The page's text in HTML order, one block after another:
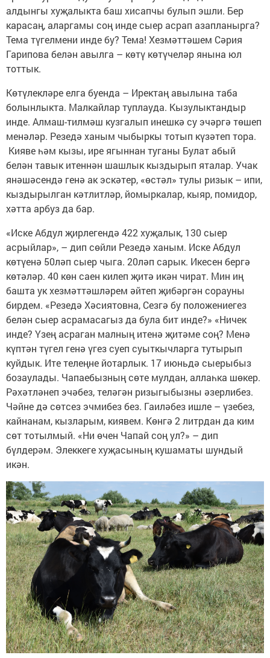
алдынгы хуҗалыкта баш хисапчы булып эшли. Бер
карасаң, аларгамы соң инде сыер асрап азапланырга?
Тема түгелмени инде бу? Тема! Хезмәттәшем Сәрия
Гарипова белән авылга – көтү көтүчеләр янына юл
тоттык.
Көтүлекләре елга буенда – Иректаң авылына таба
болынлыкта. Малкайлар туплауда. Кызулыктандыр
инде. Алмаш-тилмәш кузгалып инешкә су эчәргә төшеп
менәләр. Резедә ханым чыбыркы тотып күзәтеп тора.
Кияве һәм кызы, ире ягыннан туганы Булат абый
белән тавык итеннән шашлык кыздырып яталар. Учак
янәшәсендә генә ак эскәтер, «өстәл» тулы ризык – ипи,
кыздырылган кәтлитләр, йомыркалар, кыяр, помидор,
хәтта арбуз да бар.
«Иске Абдул җирлегендә 422 хуҗалык, 130 сыер
асрыйлар», – дип сөйли Резедә ханым. Иске Абдул
көтүенә 50ләп сыер чыга. 20ләп сарык. Икесен бергә
көтәләр. 40 көн саен килеп җитә икән чират. Мин иң
башта ук хезмәттәшләрем әйтеп җибәргән сорауны
бирдем. «Резедә Хәсиятовна, Сезгә бу положениегез
белән сыер асрамасагыз да була бит инде?» «Ничек
инде? Үзең асраган малның итенә җитәме соң? Менә
күптән түгел генә үгез суеп суыткычларга тутырып
куйдык. Ите телеңне йотарлык. 17 июньдә сыерыбыз
бозаулады. Чапаебызның сөте мулдан, аллаһка шөкер.
Рәхәтләнеп эчәбез, теләгән ризыгыбызны әзерлибез.
Чәйне дә сөтсез эчмибез без. Гаиләбез ишле – үзебез,
кайнанам, кызларым, киявем. Көнгә 2 литрдан да ким
сөт тотылмый. «Ни өчен Чапай соң ул?» – дип
бүлдерәм. Элеккеге хуҗасының кушаматы шундый
икән.